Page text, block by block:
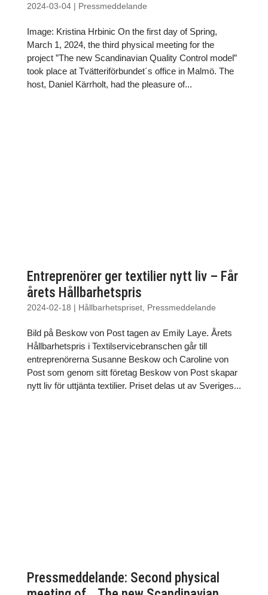
2024-03-04| Pressmeddelande
Image: Kristina Hrbinic On the first day of Spring,
March 1, 2024, the third physical meeting for the
project ”The new Scandinavian Quality Control model”
took place at Tvätteriförbundet´s office in Malmö. The
host, Daniel Kärrholt, had the pleasure of...
Entreprenörer ger textilier nytt liv – Får
årets Hållbarhetspris
2024-02-18 | Hållbarhetspriset, Pressmeddelande
Bild på Beskow von Post tagen av Emily Laye. Årets
Hållbarhetspris i Textilservicebranschen går till
entreprenörerna Susanne Beskow och Caroline von
Post som genom sitt företag Beskow von Post skapar
nytt liv för uttjänta textilier. Priset delas ut av Sveriges...
Pressmeddelande: Second physical